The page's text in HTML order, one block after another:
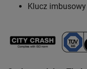
Klucz